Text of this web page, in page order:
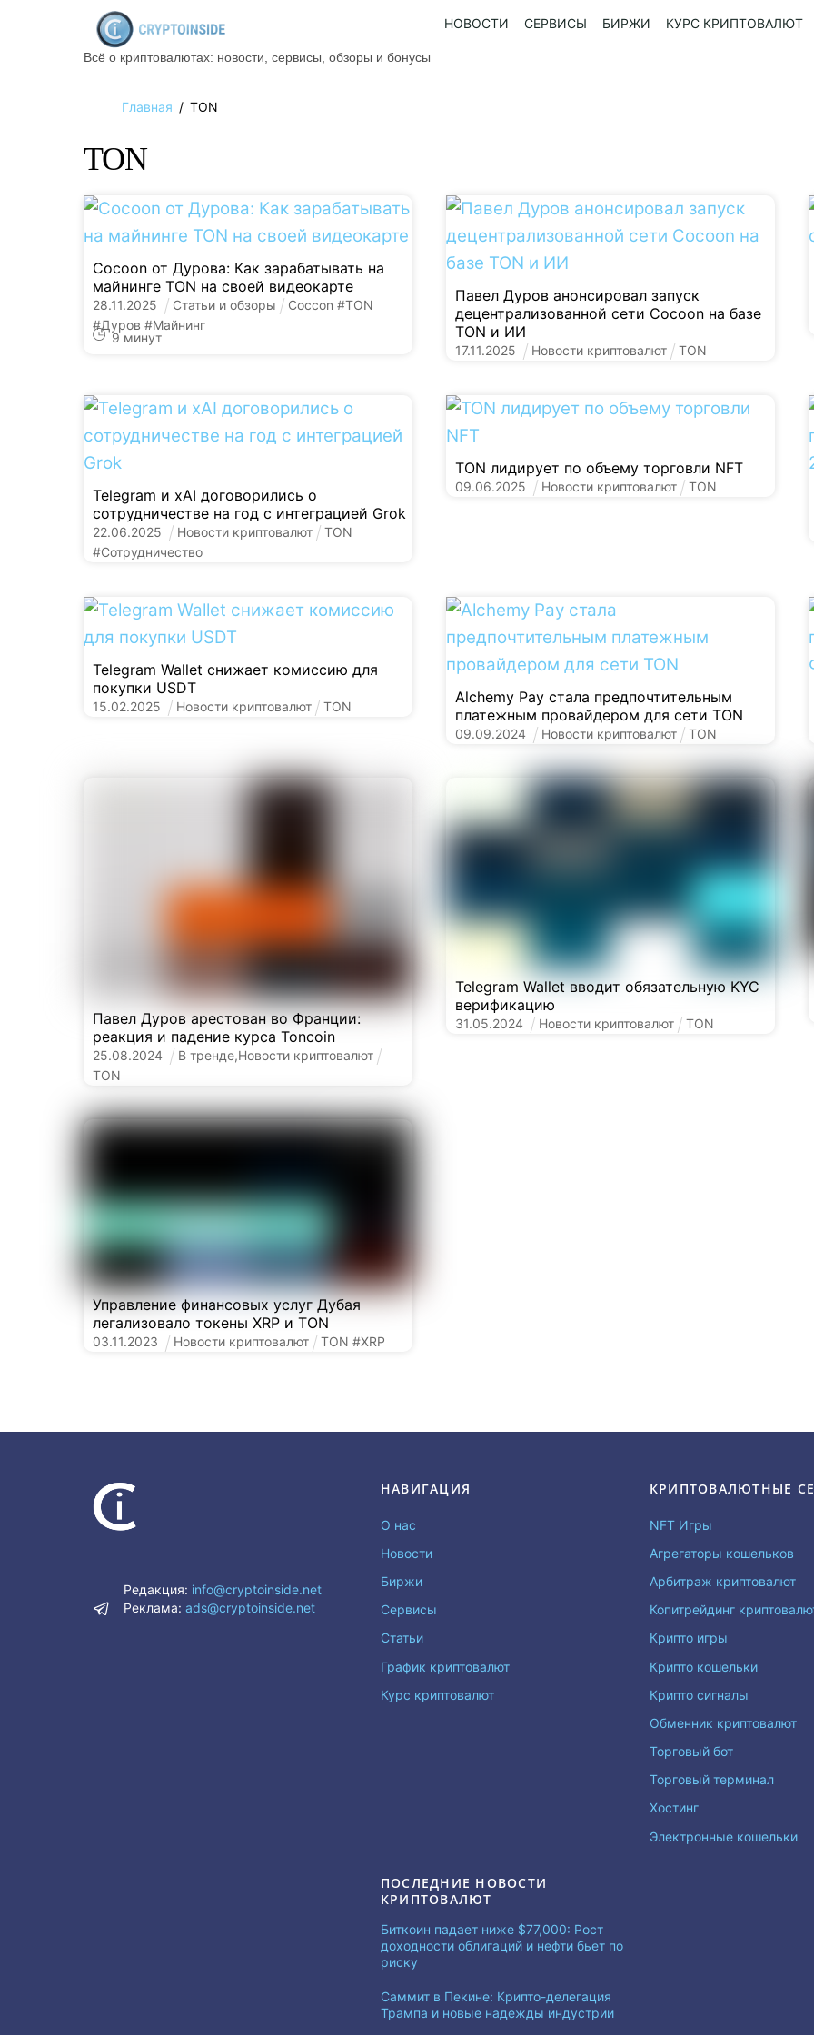
Всё о криптовалютах: новости, сервисы, обзоры и бонусы
НОВОСТИ СЕРВИСЫ БИРЖИ КУРС КРИПТОВАЛЮТ
Главная / TON
TON
Cocoon от Дурова: Как зарабатывать на
майнинге TON на своей видеокарте
28.11.2025 Статьи и обзоры Coccon #TON
#Дуров #Майнинг
9 минут
Павел Дуров анонсировал запуск
децентрализованной сети Cocoon на базе
TON и ИИ
17.11.2025 Новости криптовалют TON
Telegram и xAI договорились о
сотрудничестве на год с интеграцией Grok
22.06.2025 Новости криптовалют
TON
#Сотрудничество
TON лидирует по объему торговли NFT
09.06.2025 Новости криптовалют TON
Telegram Wallet снижает комиссию для
покупки USDT
15.02.2025 Новости криптовалют TON
Alchemy Pay стала предпочтительным
платежным провайдером для сети TON
09.09.2024 Новости криптовалют TON
Павел Дуров арестован во Франции:
реакция и падение курса Toncoin
25.08.2024 В тренде,Новости криптовалют
TON
Telegram Wallet вводит обязательную KYC
верификацию
31.05.2024 Новости криптовалют TON
Управление финансовых услуг Дубая
легализовало токены XRP и TON
03.11.2023 Новости криптовалют TON #XRP
Редакция: info@cryptoinside.net
Реклама: ads@cryptoinside.net
НАВИГАЦИЯ
О нас
Новости
Биржи
Сервисы
Статьи
График криптовалют
Курс криптовалют
КРИПТОВАЛЮТНЫЕ
NFT Игры
Агрегаторы кошельков
Арбитраж криптовалют
Копитрейдинг
Крипто игры
Крипто кошельки
Крипто сигналы
Обменник криптовалют
Торговый бот
Торговый терминал
Хостинг
Электронные кошельки
ПОСЛЕДНИЕ НОВОСТИ
КРИПТОВАЛЮТ
Биткоин падает ниже $77,000: Рост
доходности облигаций и нефти бьет по
риску
Саммит в Пекине: Крипто-делегация
Трампа и новые надежды индустрии